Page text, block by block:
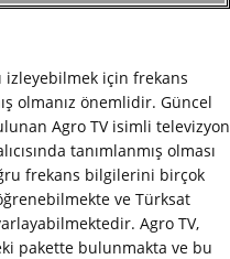
izleyebilmek için frekans
olmanız önemlidir. Güncel
Agro TV isimli televizyon
tanımlanmış olması
frekans bilgilerini birçok
ve Türksat
Agro TV,
pakette bulunmakta ve bu